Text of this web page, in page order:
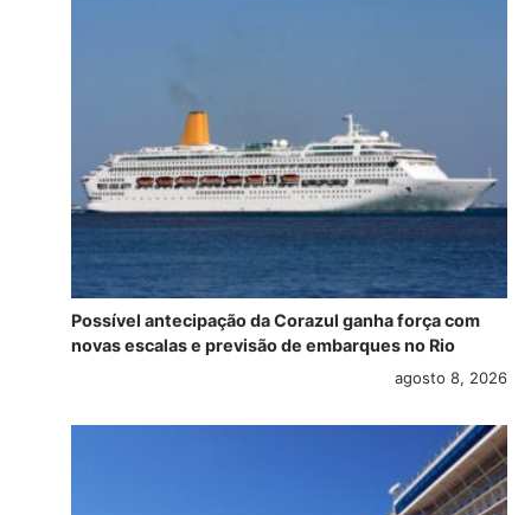
Possível antecipação da Corazul ganha força com
novas escalas e previsão de embarques no Rio
agosto 8, 2026